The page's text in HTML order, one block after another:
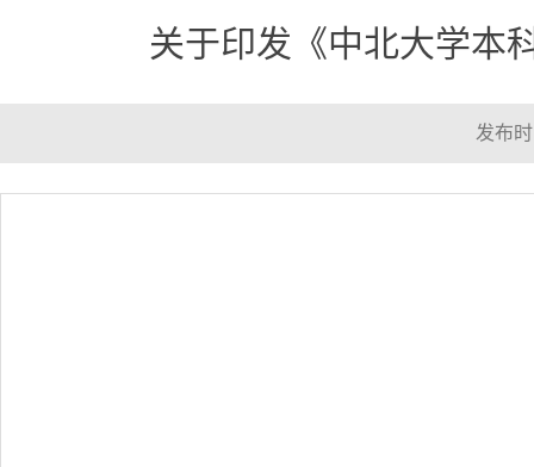
关于印发《中北大学本
发布